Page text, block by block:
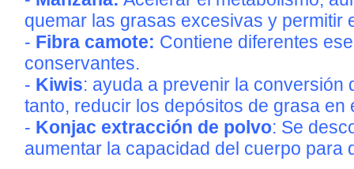
quemar las grasas excesivas y permitir
- Fibra camote: Contiene diferentes
conservantes.
- Kiwis: ayuda a prevenir la
tanto, reducir los depósitos de grasa en
- Konjac extracción de polvo: Se
aumentar la capacidad del cuerpo para